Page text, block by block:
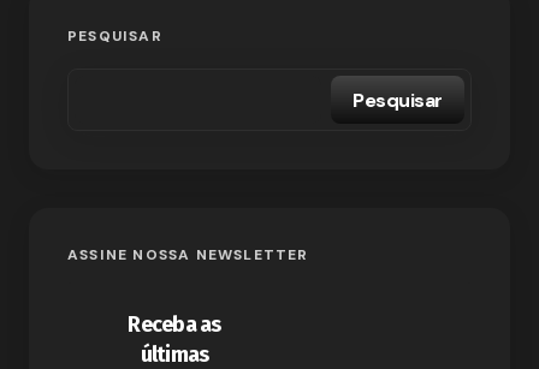
PESQUISAR
Pesquisar
ASSINE NOSSA NEWSLETTER
Receba as
últimas